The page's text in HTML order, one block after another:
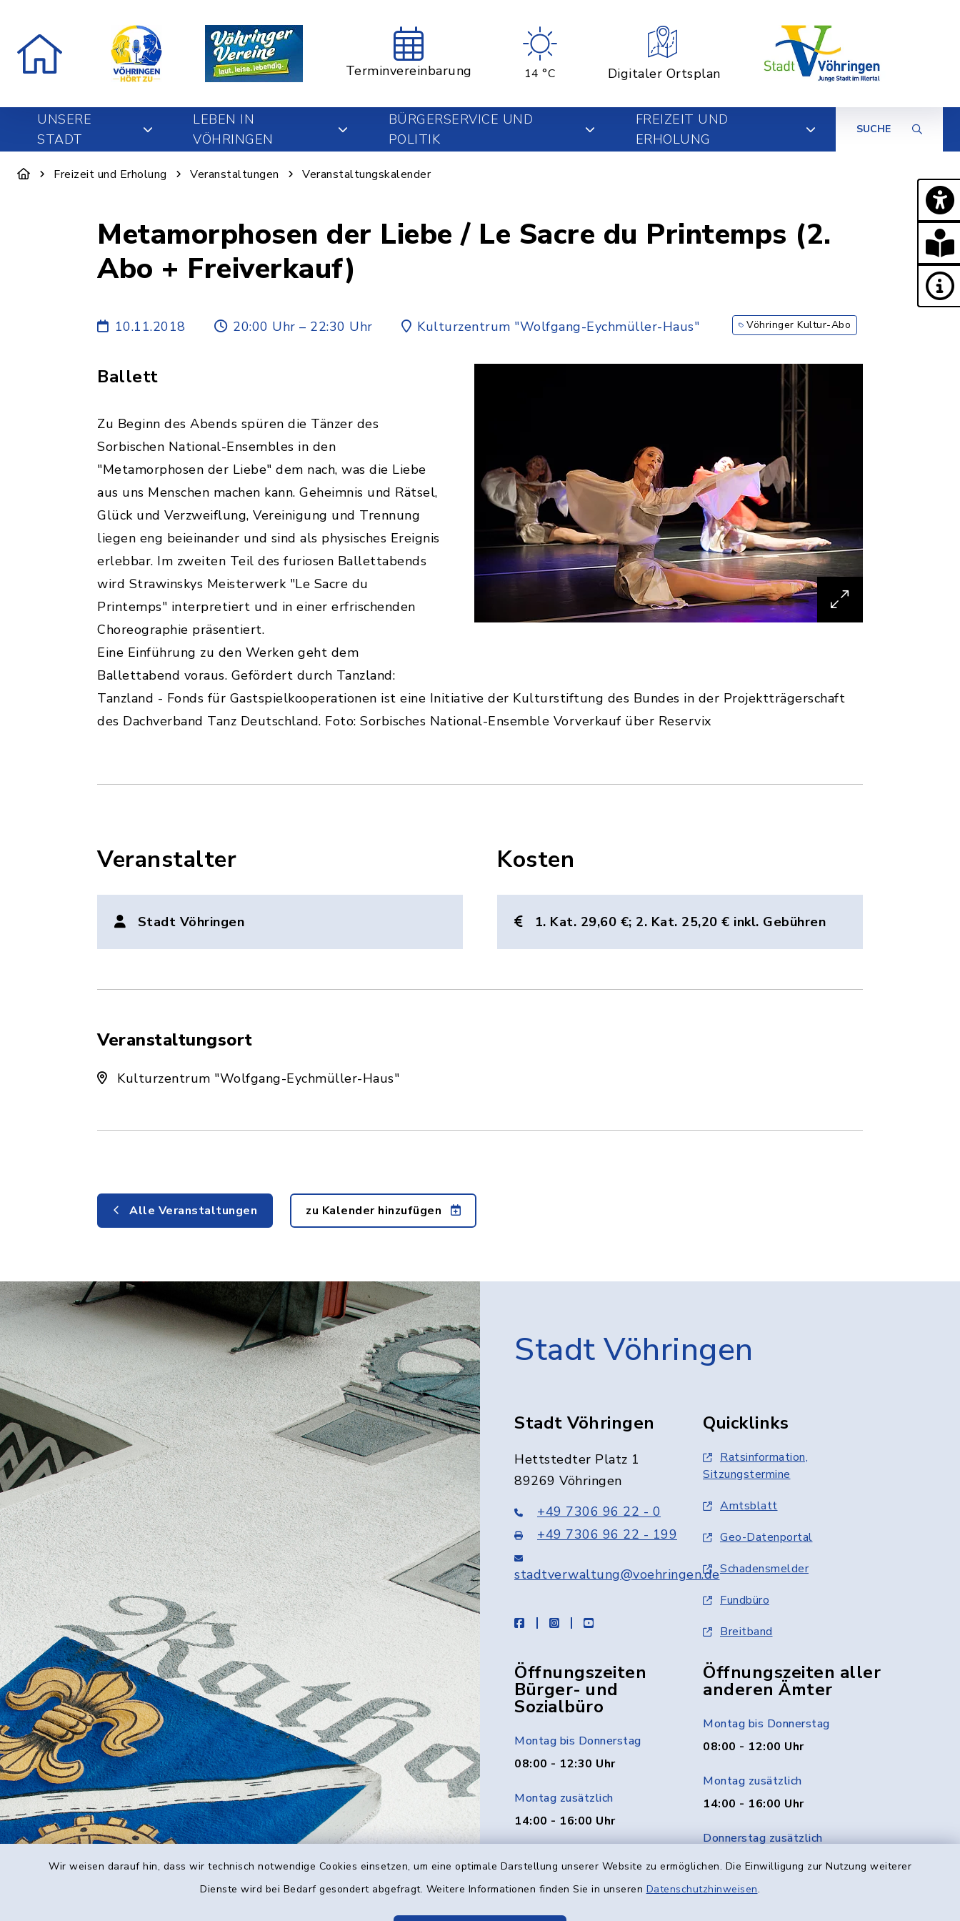
Wir weisen darauf hin, dass wir technisch notwendige Cookies einsetzen, um eine optimale Darstellung unserer Website zu ermöglichen. Die Einwilligung zur Nutzung weiterer
Dienste wird bei Bedarf gesondert abgefragt. Weitere Informationen finden Sie in unseren Datenschutzhinweisen.
Terminvereinbarung 14 °C Digitaler Ortsplan
UNSERE
STADT
LEBEN IN
VÖHRINGEN
BÜRGERSERVICE UND
POLITIK
FREIZEIT UND
ERHOLUNG
SUCHE
Freizeit und Erholung Veranstaltungen Veranstaltungskalender
Metamorphosen der Liebe / Le Sacre du Printemps (2.
Abo + Freiverkauf)
10.11.2018 20:00 Uhr – 22:30 Uhr Kulturzentrum "Wolfgang-Eychmüller-Haus" Vöhringer Kultur-Abo
Ballett
Zu Beginn des Abends spüren die Tänzer des
Sorbischen National-Ensembles in den
"Metamorphosen der Liebe" dem nach, was die Liebe
aus uns Menschen machen kann. Geheimnis und Rätsel,
Glück und Verzweiflung, Vereinigung und Trennung
liegen eng beieinander und sind als physisches Ereignis
erlebbar. Im zweiten Teil des furiosen Ballettabends
wird Strawinskys Meisterwerk "Le Sacre du
Printemps" interpretiert und in einer erfrischenden
Choreographie präsentiert.
Eine Einführung zu den Werken geht dem
Ballettabend voraus. Gefördert durch Tanzland:
Tanzland - Fonds für Gastspielkooperationen ist eine Initiative der Kulturstiftung des Bundes in der Projektträgerschaft
des Dachverband Tanz Deutschland. Foto: Sorbisches National-Ensemble Vorverkauf über Reservix
Veranstalter
Stadt Vöhringen
Kosten
1. Kat. 29,60 €; 2. Kat. 25,20 € inkl. Gebühren
Veranstaltungsort
Kulturzentrum "Wolfgang-Eychmüller-Haus"
Alle Veranstaltungen zu Kalender hinzufügen
Stadt Vöhringen
Stadt Vöhringen
Hettstedter Platz 1
89269 Vöhringen
+49 7306 96 22 - 0
+49 7306 96 22 - 199
stadtverwaltung@voehringen.de
facebookinstagramyoutube
Quicklinks
Ratsinformation,
Sitzungstermine
Amtsblatt
Geo-Datenportal
Schadensmelder
Fundbüro
Breitband
Öffnungszeiten
Bürger- und
Sozialbüro
Montag bis Donnerstag
08:00 - 12:30 Uhr
Montag zusätzlich
14:00 - 16:00 Uhr
Freitag
Öffnungszeiten aller
anderen Ämter
Montag bis Donnerstag
08:00 - 12:00 Uhr
Montag zusätzlich
14:00 - 16:00 Uhr
Donnerstag zusätzlich
14:00 - 18:00 Uhr
Freitag